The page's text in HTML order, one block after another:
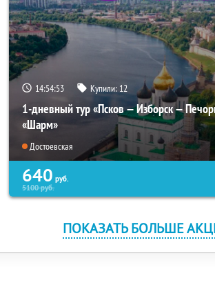
14:54:53 Купили: 12
1-дневный тур «Псков — Изборск —
«Шарм»
Достоевская
640 руб.
5100руб.
ПОКАЗАТЬ БОЛЬШЕ